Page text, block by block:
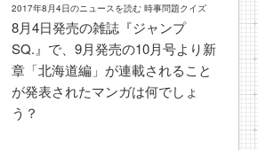
2017年8月4日のニュースを読む 時事問題クイズ
8月4日発売の雑誌『ジャンプ
SQ.』で、9月発売の10月号より新
章「北海道編」が連載されること
が発表されたマンガは何でしょ
う？